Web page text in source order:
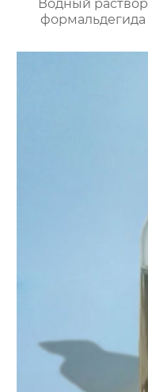
Водный раствор
формальдегида